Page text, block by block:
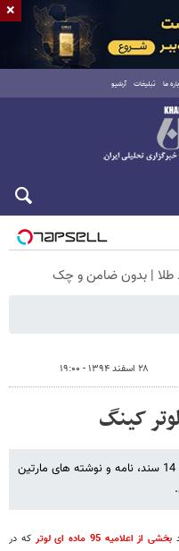
ما تبلیغات آرشیو
۲۸ اسفند ۱۳۹۴ - ۱۹:۰۰
کینگ
وزارت تحقیقات و آموزش آلمان اعلام کرد که 14 سند، نامه و نوشته های مارتین
بخشی از اعلامیه 95 ماده ای لوتر
که در
×